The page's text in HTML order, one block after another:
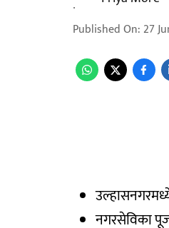
Published On: 27
नगरसेविका